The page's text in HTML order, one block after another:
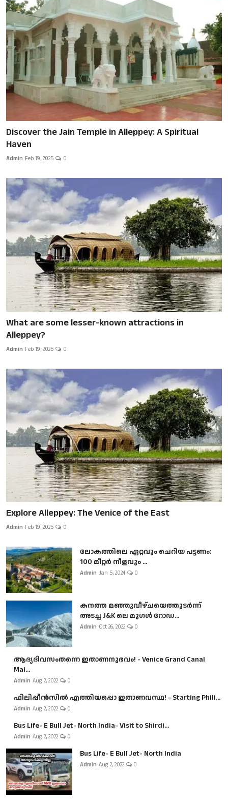
Discover the Jain Temple in Alleppey: A Spiritual
Haven
Admin Feb 19, 2025 0
What are some lesser-known attractions in
Alleppey?
Admin Feb 19, 2025 0
Explore Alleppey: The Venice of the East
Admin Feb 19, 2025 0
ലോകത്തിലെ ഏറ്റവും ചെറിയ പട്ടണം:
100 മീറ്റർ നീളവും ...
Admin Jan 5, 2024 0
കനത്ത മഞ്ഞുവീഴ്ചയെത്തുടർന്ന്
അടച്ച J&K ലെ മുഗൾ റോഡ...
Admin Oct 26, 2022 0
ആദ്യദിവസംതന്നെ ഇതാണനുഭവം! - Venice Grand Canal
Mal...
Admin Aug 2, 2022 0
ഫിലിപ്പീൻസിൽ എത്തിയപ്പൊ ഇതാണവസ്ഥ! - Starting Phili...
Admin Aug 2, 2022 0
Bus Life- E Bull Jet- North India- Visit to Shirdi...
Admin Aug 2, 2022 0
Bus Life- E Bull Jet- North India
Admin Aug 2, 2022 0